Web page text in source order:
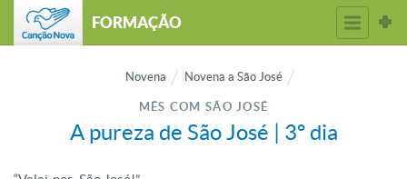
FORMAÇÃO
Novena Novena a São José
MÊS COM SÃO JOSÉ
A pureza de São José | 3º dia